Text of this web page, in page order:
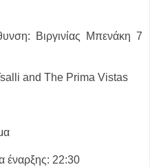
Βιργινίας Μπενάκη 7
and The Prima Vistas
έναρξης: 22:30